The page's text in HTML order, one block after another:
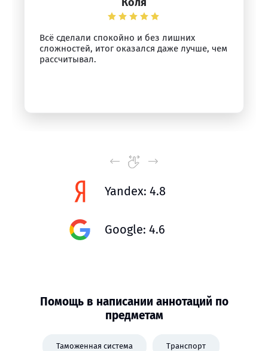
Всё сделали спокойно и без лишних
сложностей, итог оказался даже лучше, чем
рассчитывал.
Yandex: 4.8
Google: 4.6
Помощь в написании аннотаций по
предметам
Таможенная система Транспорт